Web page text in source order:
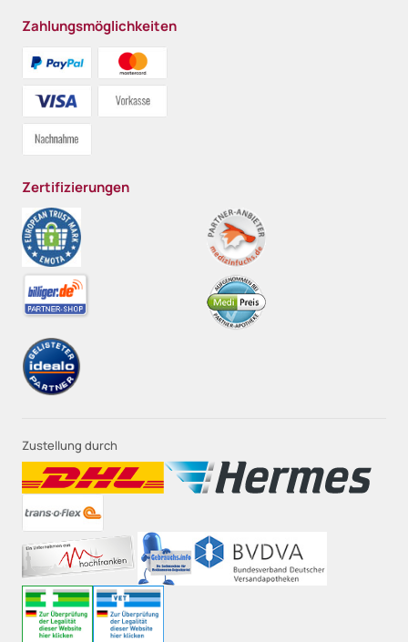
Zahlungsmöglichkeiten
Zertifizierungen
Zustellung durch